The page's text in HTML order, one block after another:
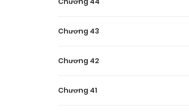
Chương 43
Chương 42
Chương 41